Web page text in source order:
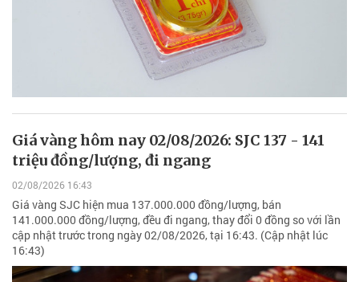
Giá vàng hôm nay 02/08/2026: SJC 137 - 141
triệu đồng/lượng, đi ngang
02/08/2026 16:43
Giá vàng SJC hiện mua 137.000.000 đồng/lượng, bán
141.000.000 đồng/lượng, đều đi ngang, thay đổi 0 đồng so với lần
cập nhật trước trong ngày 02/08/2026, tại 16:43. (Cập nhật lúc
16:43)